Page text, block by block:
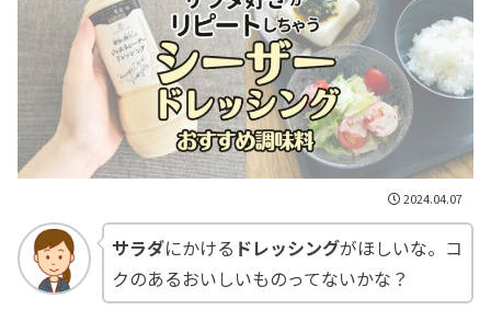
2024.04.07
サラダにかける ドレッシングがほしいな。コ
クのあるおいしいものってないかな？